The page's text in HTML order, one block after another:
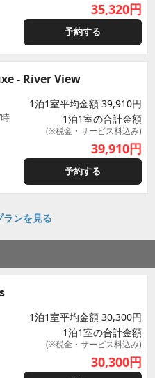
35,320円
予約する
- River View
1泊1室平均金額 39,910円
1泊1室の合計金額
(※税金・サービス料込み)
39,910円
予約する
ンを見る
1泊1室平均金額 30,300円
1泊1室の合計金額
(※税金・サービス料込み)
30,300円